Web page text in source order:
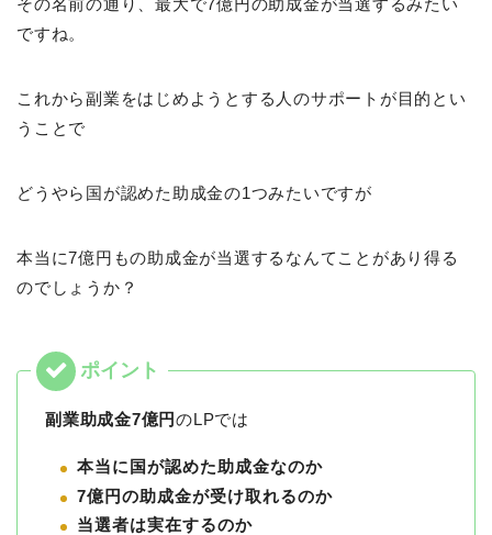
その名前の通り、最大で7億円の助成金が当選するみたい
ですね。
これから副業をはじめようとする人のサポートが目的とい
うことで
どうやら国が認めた助成金の1つみたいですが
本当に7億円もの助成金が当選するなんてことがあり得る
のでしょうか？
副業助成金7億円のLPでは
本当に国が認めた助成金なのか
7億円の助成金が受け取れるのか
当選者は実在するのか